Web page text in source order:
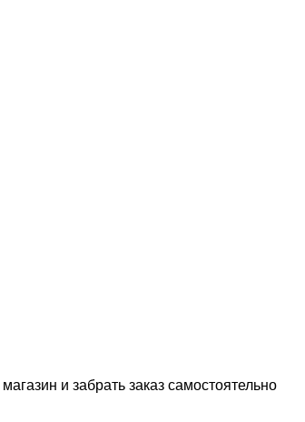
и забрать заказ самостоятельно